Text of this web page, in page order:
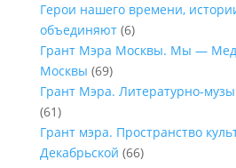
Герои нашего времени,
объединяют(6)
Грант Мэра Москвы. Мы —
Москвы (69)
Грант Мэра. Литературно-
(61)
Грант мэра. Пространство
Декабрьской (66)